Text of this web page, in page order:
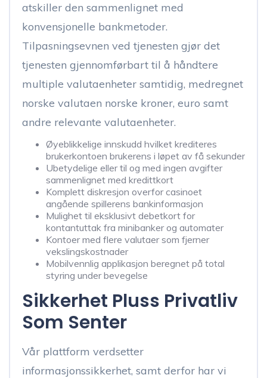
atskiller den sammenlignet med
konvensjonelle bankmetoder.
Tilpasningsevnen ved tjenesten gjør det
tjenesten gjennomførbart til å håndtere
multiple valutaenheter samtidig, medregnet
norske valutaen norske kroner, euro samt
andre relevante valutaenheter.
Øyeblikkelige innskudd hvilket krediteres
brukerkontoen brukerens i løpet av få sekunder
Ubetydelige eller til og med ingen avgifter
sammenlignet med kredittkort
Komplett diskresjon overfor casinoet
angående spillerens bankinformasjon
Mulighet til eksklusivt debetkort for
kontantuttak fra minibanker og automater
Kontoer med flere valutaer som fjerner
vekslingskostnader
Mobilvennlig applikasjon beregnet på total
styring under bevegelse
Sikkerhet Pluss Privatliv
Som Senter
Vår plattform verdsetter
informasjonssikkerhet, samt derfor har vi